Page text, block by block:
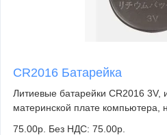
CR2016 Батарейка
Литиевые батарейки CR2016 3V,
материнской плате компьютера,
75.00р. Без НДС: 75.00р.